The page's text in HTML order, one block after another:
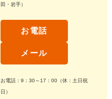
田・岩手）
お電話
メール
お電話：9：30～17：00（休：土日祝
日）